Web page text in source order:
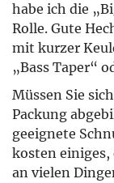
habe ich die
Rolle. Gute
mit kurzer
„Bass Taper“
Müssen Sie
Packung
geeignete
kosten
an vielen